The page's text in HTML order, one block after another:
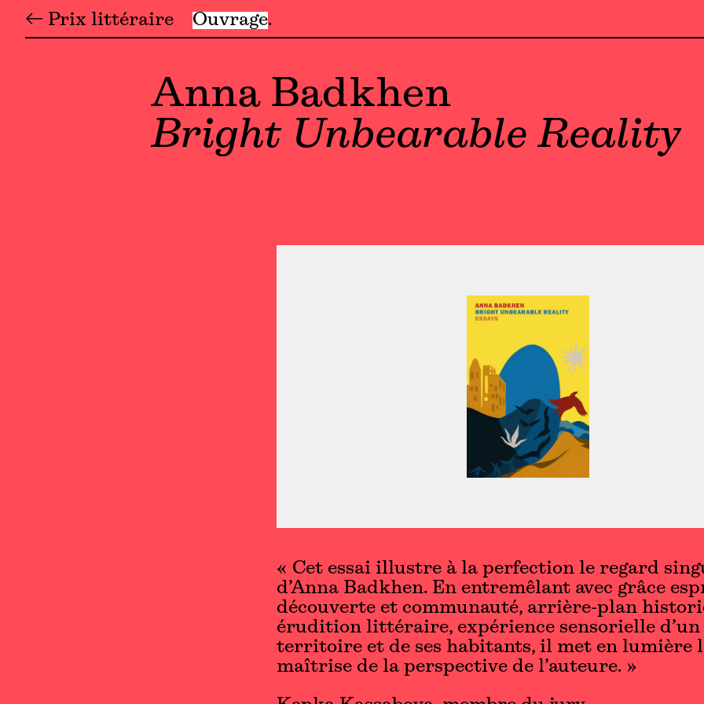
← Prix littéraire Ouvrage
Anna Badkhen
Bright Unbearable Reality
« Cet essai illustre à la perfection le regard
d’Anna Badkhen. En entremêlant avec grâce
découverte et communauté, arrière-plan
érudition littéraire, expérience sensorielle d’un
territoire et de ses habitants, il met en lumière
maîtrise de la perspective de l’auteure. »